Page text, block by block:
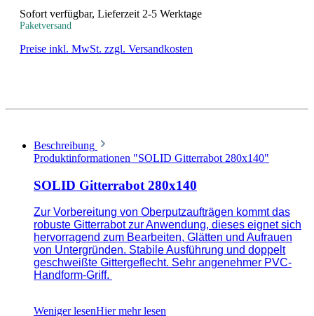
Sofort verfügbar, Lieferzeit 2-5 Werktage
Paketversand
Preise inkl. MwSt. zzgl. Versandkosten
Beschreibung
Produktinformationen "SOLID Gitterrabot 280x140"
SOLID Gitterrabot 280x140
Zur Vorbereitung von Oberputzaufträgen kommt das
robuste Gitterrabot zur Anwendung, dieses eignet sich
hervorragend zum Bearbeiten, Glätten und Aufrauen
von Untergründen. Stabile Ausführung und doppelt
geschweißte Gittergeflecht. Sehr angenehmer PVC-
Handform-Griff.